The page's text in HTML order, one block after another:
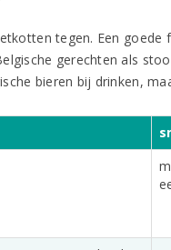
tegen. Een
gerechten als
bieren bij drinken,